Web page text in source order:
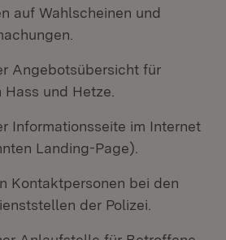
auf Wahlscheinen und
Angebotsübersicht für
und Hetze.
Informationsseite im Internet
Landing-Page).
Kontaktpersonen bei den
der Polizei.